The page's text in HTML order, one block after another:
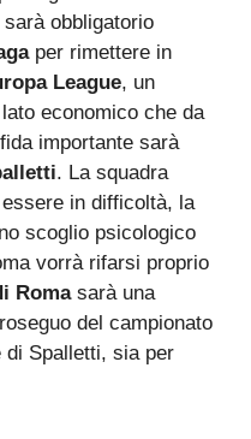
obbligatorio
per rimettere in
League, un
economico che da
importante sarà
. La squadra
in difficoltà, la
scoglio psicologico
vorrà rifarsi proprio
Romasarà una
del campionato
di Spalletti, sia per